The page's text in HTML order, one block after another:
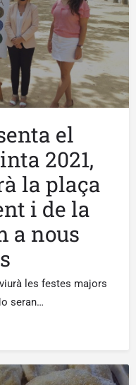
el
2021,
la plaça
i de la
a nous
les festes majors
seran…